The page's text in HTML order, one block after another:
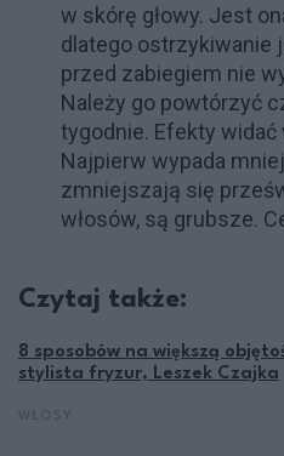
w skórę głowy. Jest
dlatego ostrzykiwanie
przed zabiegiem nie
Należy go powtórzyć
tygodnie. Efekty widać
Najpierw wypada
zmniejszają się
włosów, są grubsze.
Czytaj także:
8 sposobów na większą
stylista fryzur, Leszek Czajka